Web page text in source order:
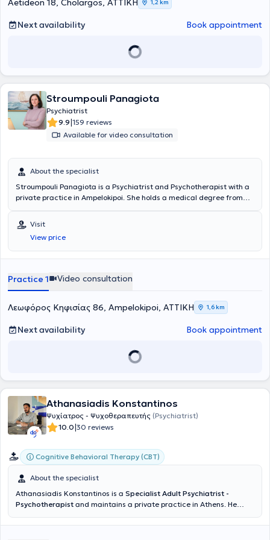
Aetideon 18, Cholargos, ΑΤΤΙΚΗ 1,2 km
Next availability Book appointment
Stroumpouli Panagiota
Psychiatrist
9.9|159 reviews
Available for video consultation
About the specialist
Stroumpouli Panagiota is a Psychiatrist and Psychotherapist with a
private practice in Ampelokipoi. She holds a medical degree from
in Mass Disaster and Emergency Crisis Management from the
Nursing Department of the University of Athens. She specialized in
Germany, where she obtained her Psychiatry and Psychotherapy
specialist certification from PBZ Böblingen Hospital in Northern
certification is mandatorily accompanied by specialization in a
Psychotherapeutic field. Psychiatrist - Psychotherapist P.
completed further training in addictions. After a 12-year career in
Germany, she returned to Greece, where she has maintained a
private practice in Athens since December 2023. Sessions are also
Visit
View price
Practice 1 Video consultation
Λεωφόρος Κηφισίας 86, Ampelokipoi, ΑΤΤΙΚΗ 1,6 km
Next availability Book appointment
Athanasiadis Konstantinos
Ψυχίατρος - Ψυχοθεραπευτής (Psychiatrist)
10.0|30 reviews
Cognitive Behavioral Therapy (CBT)
About the specialist
Athanasiadis Konstantinos is a Specialist Adult Psychiatrist -
Psychotherapist and maintains a private practice in Athens. He
trained in the specialty of Psychiatry at the 1st Psychiatric Clinic of